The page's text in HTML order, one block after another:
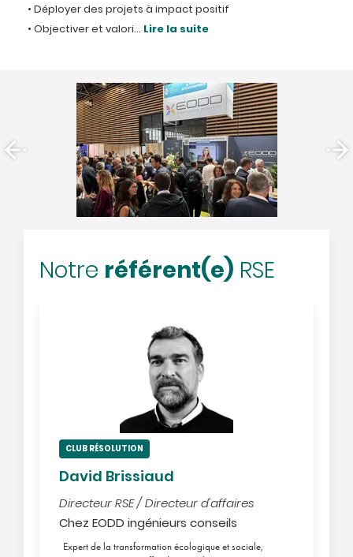
• Déployer des projets à impact positif
• Objectiver et valori... Lire la suite
Notre référent(e) RSE
CLUB RÉSOLUTION
David Brissiaud
Directeur RSE / Directeur d'affaires
Chez EODD ingénieurs conseils
Expert de la transformation écologique et sociale,